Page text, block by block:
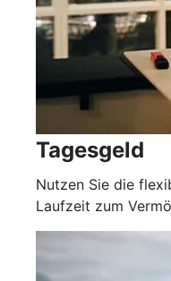
Tagesgeld
Nutzen Sie die
Laufzeit zum